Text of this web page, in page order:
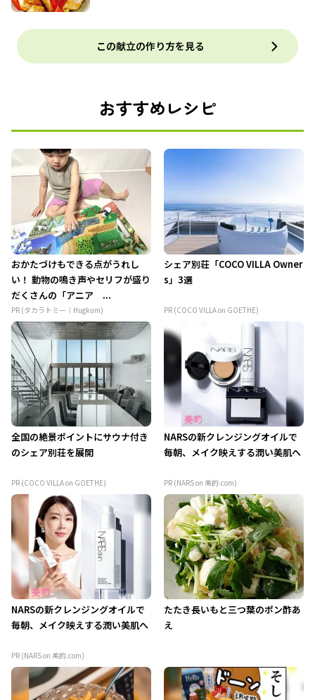
この献立の作り方を見る
おすすめレシピ
おかたづけもできる点がうれし
い！ 動物の鳴き声やセリフが盛り
だくさんの「アニア ...
PR (タカラトミー｜Hugkum)
シェア別荘「COCO VILLA Owner
s」3選
PR (COCO VILLA on GOETHE)
全国の絶景ポイントにサウナ付き
のシェア別荘を展開
PR (COCO VILLA on GOETHE)
NARSの新クレンジングオイルで
毎朝、メイク映えする潤い美肌へ
PR (NARS on 美的.com)
NARSの新クレンジングオイルで
毎朝、メイク映えする潤い美肌へ
PR (NARS on 美的.com)
たたき長いもと三つ葉のポン酢あ
え